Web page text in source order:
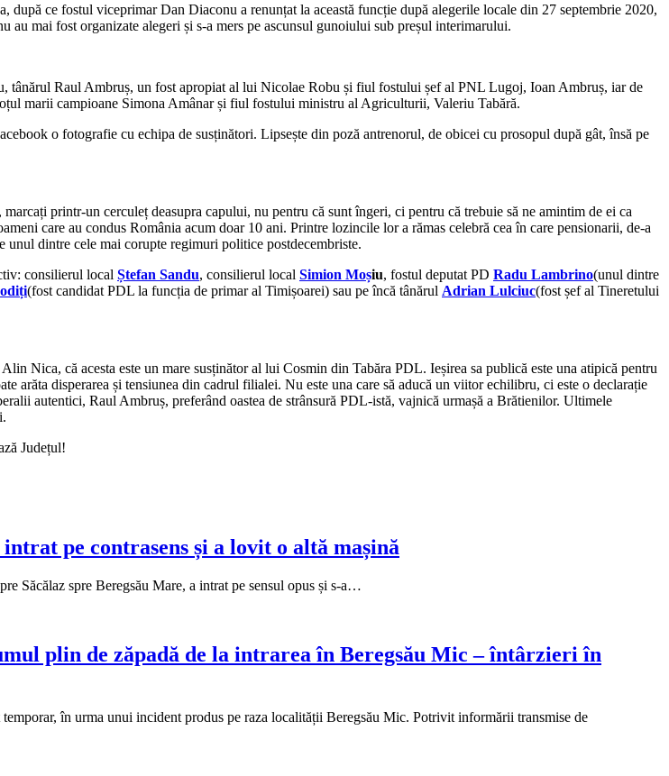
ce fostul viceprimar Dan Diaconu a renunțat la această funcție după alegerile locale din 27 septembrie 2020,
mai fost organizate alegeri și s-a mers pe ascunsul gunoiului sub preșul interimarului.
tânărul Raul Ambruș, un fost apropiat al lui Nicolae Robu și fiul fostului șef al PNL Lugoj, Ioan Ambruș, iar de
marii campioane Simona Amânar și fiul fostului ministru al Agriculturii, Valeriu Tabără.
o fotografie cu echipa de susținători. Lipsește din poză antrenorul, de obicei cu prosopul după gât, însă pe
printr-un cerculeț deasupra capului, nu pentru că sunt îngeri, ci pentru că trebuie să ne amintim de ei ca
care au condus România acum doar 10 ani. Printre lozincile lor a rămas celebră cea în care pensionarii, de-a
unul dintre cele mai corupte regimuri politice postdecembriste.
consilierul local Ștefan Sandu, consilierul local Simion Moșiu, fostul deputat PD Radu Lambrino(unul dintre
(fost candidat PDL la funcția de primar al Timișoarei) sau pe încă tânărul Adrian Lulciuc(fost șef al Tineretului
Nica, că acesta este un mare susținător al lui Cosmin din Tabăra PDL. Ieșirea sa publică este una atipică pentru
arăta disperarea și tensiunea din cadrul filialei. Nu este una care să aducă un viitor echilibru, ci este o declarație
autentici, Raul Ambruș, preferând oastea de strânsură PDL-istă, vajnică urmașă a Brătienilor. Ultimele
Județul!
pe contrasens și a lovit o altă mașină
Săcălaz spre Beregsău Mare, a intrat pe sensul opus și s-a…
plin de zăpadă de la intrarea în Beregsău Mic – întârzieri în
în urma unui incident produs pe raza localității Beregsău Mic. Potrivit informării transmise de